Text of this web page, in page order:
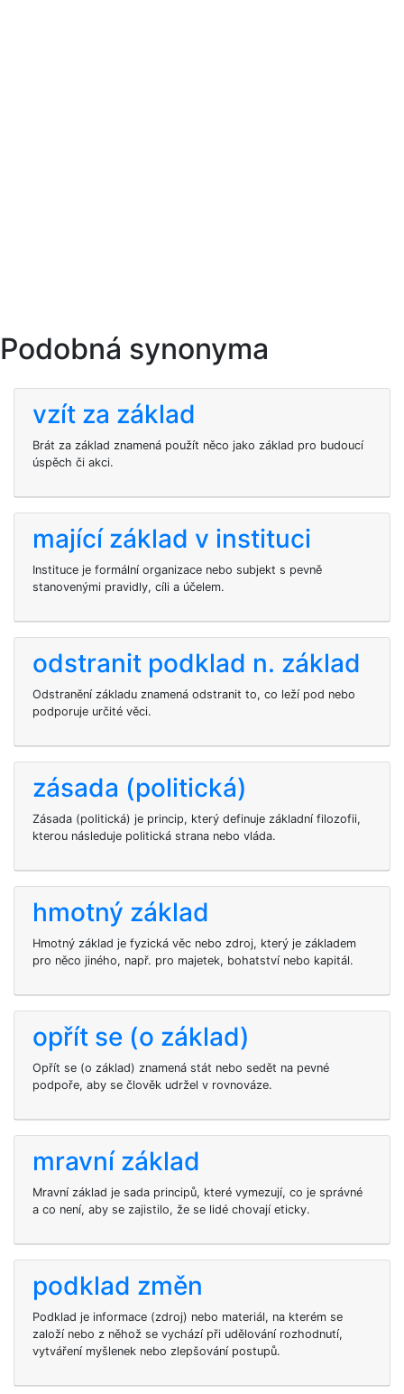
Podobná synonyma
vzít za základ
Brát za základ znamená použít něco jako základ pro budoucí
úspěch či akci.
mající základ v instituci
Instituce je formální organizace nebo subjekt s pevně
stanovenými pravidly, cíli a účelem.
odstranit podklad n. základ
Odstranění základu znamená odstranit to, co leží pod nebo
podporuje určité věci.
zásada (politická)
Zásada (politická) je princip, který definuje základní filozofii,
kterou následuje politická strana nebo vláda.
hmotný základ
Hmotný základ je fyzická věc nebo zdroj, který je základem
pro něco jiného, např. pro majetek, bohatství nebo kapitál.
opřít se (o základ)
Opřít se (o základ) znamená stát nebo sedět na pevné
podpoře, aby se člověk udržel v rovnováze.
mravní základ
Mravní základ je sada principů, které vymezují, co je správné
a co není, aby se zajistilo, že se lidé chovají eticky.
podklad změn
Podklad je informace (zdroj) nebo materiál, na kterém se
založí nebo z něhož se vychází při udělování rozhodnutí,
vytváření myšlenek nebo zlepšování postupů.